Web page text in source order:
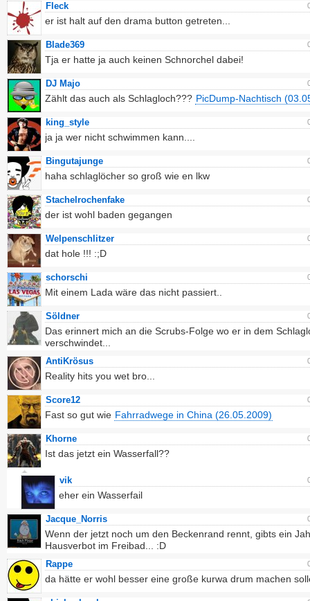
Fleck
er ist halt auf den drama button getreten...
Blade369
Tja er hatte ja auch keinen Schnorchel dabei!
DJ Majo
Zählt das auch als Schlagloch??? PicDump-Nachtisch
king_style
ja ja wer nicht schwimmen kann....
Bingutajunge
haha schlaglöcher so groß wie en lkw
Stachelrochenfake
der ist wohl baden gegangen
Welpenschlitzer
dat hole !!! :;D
schorschi
Mit einem Lada wäre das nicht passiert..
Söldner
Das erinnert mich an die Scrubs-Folge wo er in dem
verschwindet...
AntiKrösus
Reality hits you wet bro...
Score12
Fast so gut wie Fahrradwege in China (26.05.2009)
Khorne
Ist das jetzt ein Wasserfall??
vik
eher ein Wasserfail
Jacque_Norris
Wenn der jetzt noch um den Beckenrand rennt, gibts ein
Hausverbot im Freibad... :D
Rappe
da hätte er wohl besser eine große kurwa drum machen